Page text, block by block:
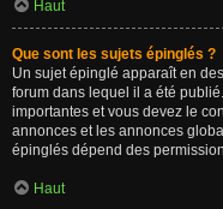
Haut
Que sont les sujets épinglés ?
Un sujet épinglé apparaît en
forum dans lequel il a été
importantes et vous devez le
annonces et les annonces
épinglés dépend des
Haut